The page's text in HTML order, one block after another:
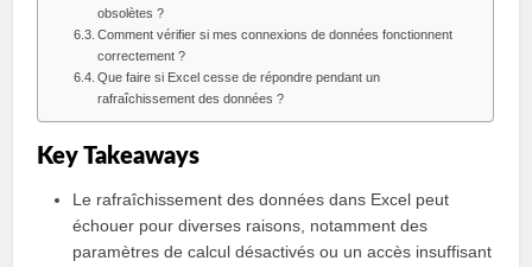
obsolètes ?
Comment vérifier si mes connexions de données fonctionnent
correctement ?
Que faire si Excel cesse de répondre pendant un
rafraîchissement des données ?
Key Takeaways
Le rafraîchissement des données dans Excel peut
échouer pour diverses raisons, notamment des
paramètres de calcul désactivés ou un accès insuffisant